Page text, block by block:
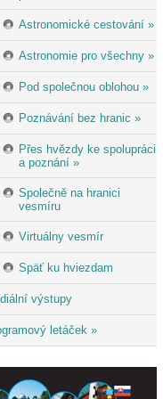
Astronomické cestování »
Astronomie pro všechny »
Pod společnou oblohou »
Poznávání bez hranic »
Přes hvězdy ke spolupráci
a poznání »
Společně na hranici
vesmíru
Virtuálny vesmír
Späť ku hviezdam
výstupy
letáček »